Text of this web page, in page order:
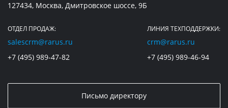
127434, Москва, Дмитровское шоссе, 9Б
ОТДЕЛ ПРОДАЖ:
salescrm@rarus.ru
+7 (495) 989-47-82
ЛИНИЯ ТЕХПОДДЕРЖКИ:
crm@rarus.ru
+7 (495) 989-46-94
Письмо директору